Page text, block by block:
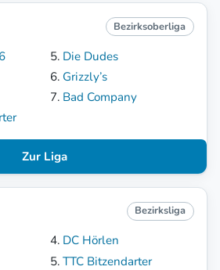
Bezirksoberliga
Die Dudes
Grizzly’s
Bad Company
Zur Liga
Bezirksliga
DC Hörlen
TTC Bitzendarter